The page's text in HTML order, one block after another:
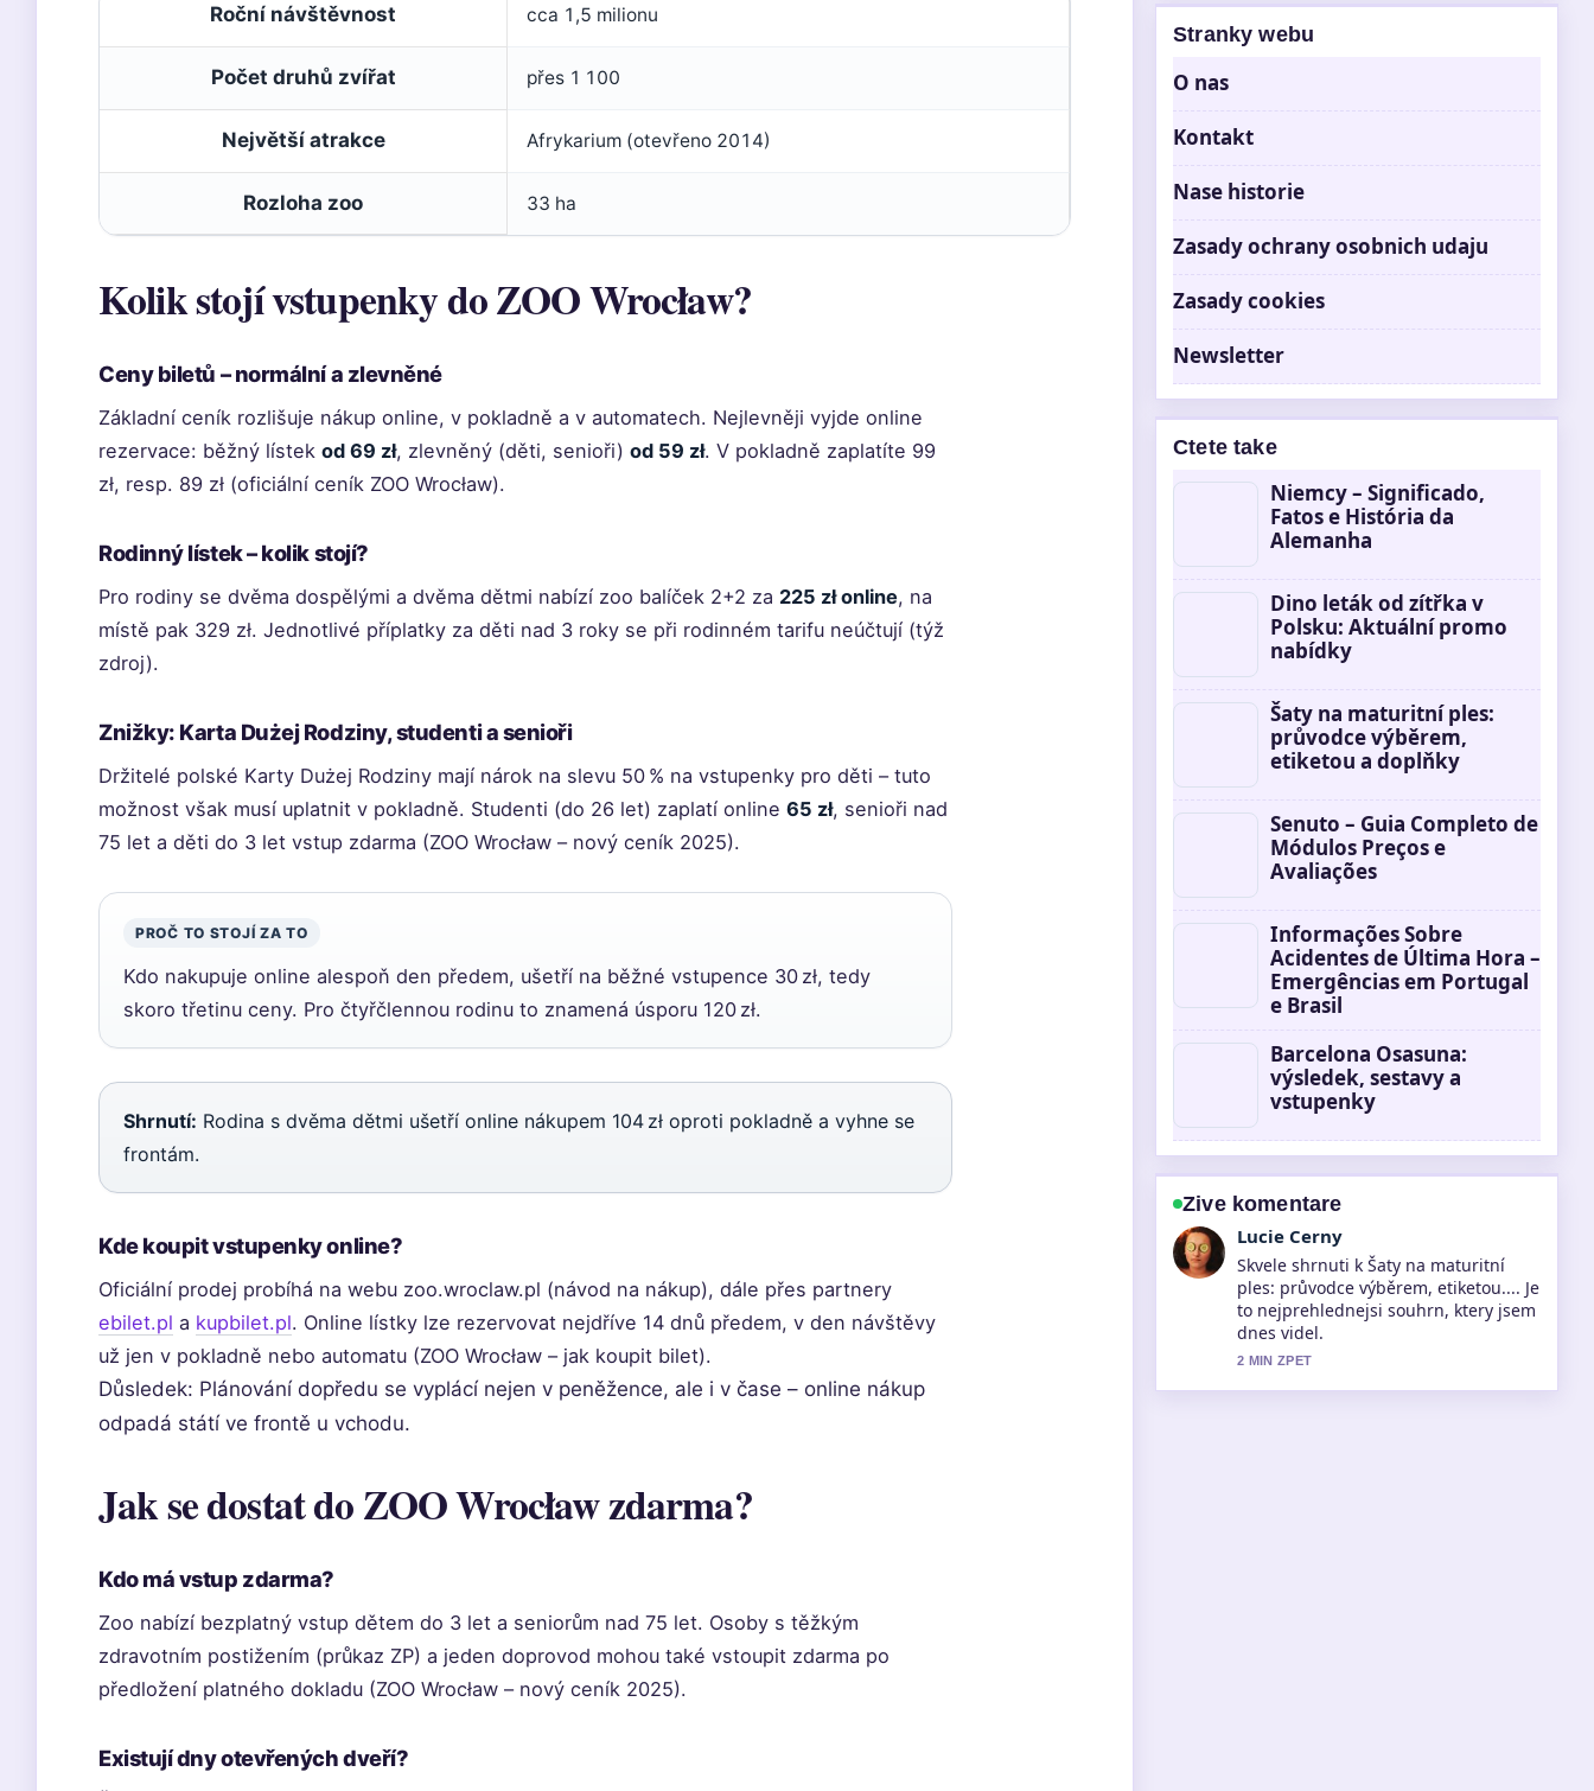
Roční návštěvnost cca 1,5 milionu
Počet druhů zvířat přes 1 100
Největší atrakce Afrykarium (otevřeno 2014)
Rozloha zoo 33 ha
Kolik stojí vstupenky do ZOO Wrocław?
Ceny biletů – normální a zlevněné
Základní ceník rozlišuje nákup online, v pokladně a v automatech. Nejlevněji vyjde online
rezervace: běžný lístek od 69 zł, zlevněný (děti, senioři) od 59 zł. V pokladně zaplatíte 99
zł, resp. 89 zł (oficiální ceník ZOO Wrocław).
Rodinný lístek – kolik stojí?
Pro rodiny se dvěma dospělými a dvěma dětmi nabízí zoo balíček 2+2 za 225 zł online, na
místě pak 329 zł. Jednotlivé příplatky za děti nad 3 roky se při rodinném tarifu neúčtují (týž
zdroj).
Znižky: Karta Dużej Rodziny, studenti a senioři
Držitelé polské Karty Dużej Rodziny mají nárok na slevu 50 % na vstupenky pro děti – tuto
možnost však musí uplatnit v pokladně. Studenti (do 26 let) zaplatí online 65 zł, senioři nad
75 let a děti do 3 let vstup zdarma (ZOO Wrocław – nový ceník 2025).
PROČ TO STOJÍ ZA TO
Kdo nakupuje online alespoň den předem, ušetří na běžné vstupence 30 zł, tedy
skoro třetinu ceny. Pro čtyřčlennou rodinu to znamená úsporu 120 zł.
Shrnutí: Rodina s dvěma dětmi ušetří online nákupem 104 zł oproti pokladně a vyhne se
frontám.
Kde koupit vstupenky online?
Oficiální prodej probíhá na webu zoo.wroclaw.pl (návod na nákup), dále přes partnery
ebilet.pl a kupbilet.pl. Online lístky lze rezervovat nejdříve 14 dnů předem, v den návštěvy
už jen v pokladně nebo automatu (ZOO Wrocław – jak koupit bilet).
Důsledek: Plánování dopředu se vyplácí nejen v peněžence, ale i v čase – online nákup
odpadá státí ve frontě u vchodu.
Jak se dostat do ZOO Wrocław zdarma?
Kdo má vstup zdarma?
Zoo nabízí bezplatný vstup dětem do 3 let a seniorům nad 75 let. Osoby s těžkým
zdravotním postižením (průkaz ZP) a jeden doprovod mohou také vstoupit zdarma po
předložení platného dokladu (ZOO Wrocław – nový ceník 2025).
Existují dny otevřených dveří?
Stranky webu
O nas
Kontakt
Nase historie
Zasady ochrany osobnich udaju
Zasady cookies
Newsletter
Ctete take
Niemcy – Significado,
Fatos e História da
Alemanha
Dino leták od zítřka v
Polsku: Aktuální promo
nabídky
Šaty na maturitní ples:
průvodce výběrem,
etiketou a doplňky
Senuto – Guia Completo de
Módulos Preços e
Avaliações
Informações Sobre
Acidentes de Última Hora –
Emergências em Portugal
e Brasil
Barcelona Osasuna:
výsledek, sestavy a
vstupenky
Zive komentare
Martin Prochazka
Sleduji Santander přihlášení: návod
krok za krokem pozorne a ocehuji
vyvazeny ton.
4 MIN ZPET